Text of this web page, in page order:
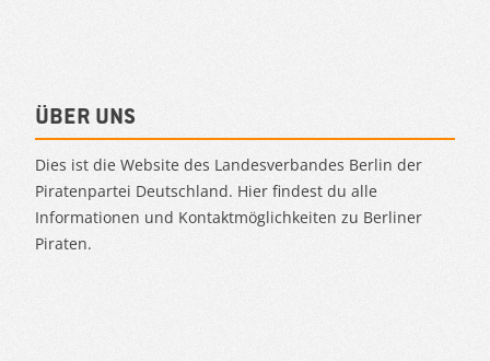
Über uns
Dies ist die Website des Landesverbandes Berlin der
Piratenpartei Deutschland. Hier findest du alle
Informationen und Kontaktmöglichkeiten zu Berliner
Piraten.